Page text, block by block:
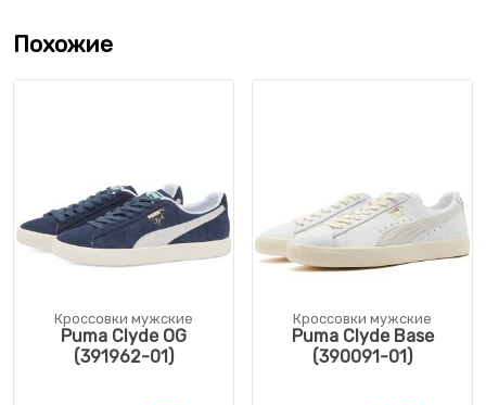
Похожие
Кроссовки мужские
Puma Clyde OG
(391962-01)
Кроссовки мужские
Puma Clyde Base
(390091-01)